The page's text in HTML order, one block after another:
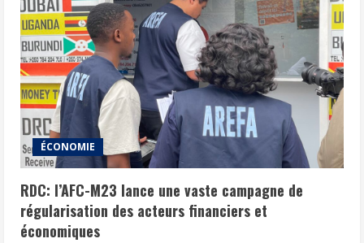
ÉCONOMIE
RDC: l’AFC-M23 lance une vaste campagne de
régularisation des acteurs financiers et
économiques